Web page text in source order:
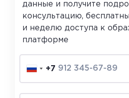
данные и получите
консультацию,
и неделю доступа к
платформе
+7